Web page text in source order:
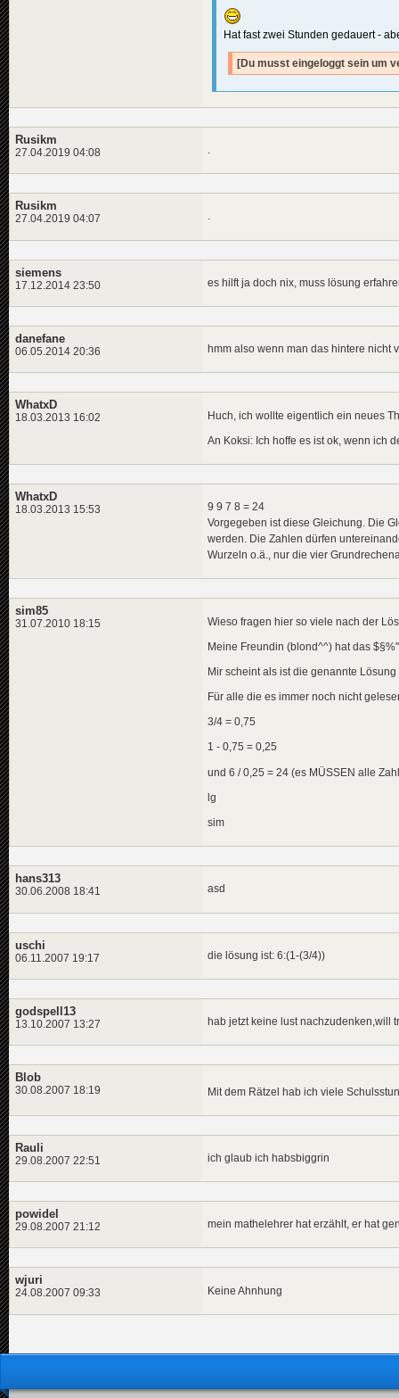
Hat fast zwei Stunden gedauert -
[Du musst eingeloggt sein um
Rusikm
27.04.2019 04:08 .
Rusikm
27.04.2019 04:07 .
siemens
17.12.2014 23:50 es hilft ja doch nix, muss lösung
danefane
06.05.2014 20:36 hmm also wenn man das hintere nicht
WhatxD
18.03.2013 16:02 Huch, ich wollte eigentlich ein neues
An Koksi: Ich hoffe es ist ok, wenn ich
WhatxD
18.03.2013 15:53
9 9 7 8 = 24
Vorgegeben ist diese Gleichung. Die
werden. Die Zahlen dürfen
Wurzeln o.ä., nur die vier
sim85
31.07.2010 18:15 Wieso fragen hier so viele nach der
Meine Freundin (blond^^) hat das
Mir scheint als ist die genannte
Für alle die es immer noch nicht
3/4 = 0,75
1 - 0,75 = 0,25
und 6 / 0,25 = 24 (es MÜSSEN alle
lg
sim
hans313
30.06.2008 18:41 asd
uschi
06.11.2007 19:17 die lösung ist: 6:(1-(3/4))
godspell13
13.10.2007 13:27 hab jetzt keine lust nachzudenken,will
Blob
30.08.2007 18:19 Mit dem Rätzel hab ich viele
Rauli
29.08.2007 22:51 ich glaub ich habsbiggrin
powidel
29.08.2007 21:12 mein mathelehrer hat erzählt, er hat
wjuri
24.08.2007 09:33 Keine Ahnhung